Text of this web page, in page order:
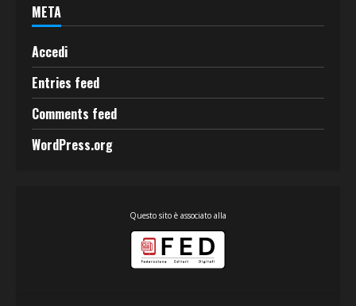
META
Accedi
Entries feed
Comments feed
WordPress.org
Questo sito è associato alla